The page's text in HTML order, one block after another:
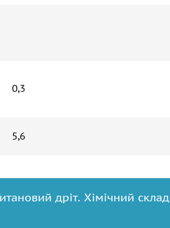
0,3
5,6
дріт. Хімічний склад